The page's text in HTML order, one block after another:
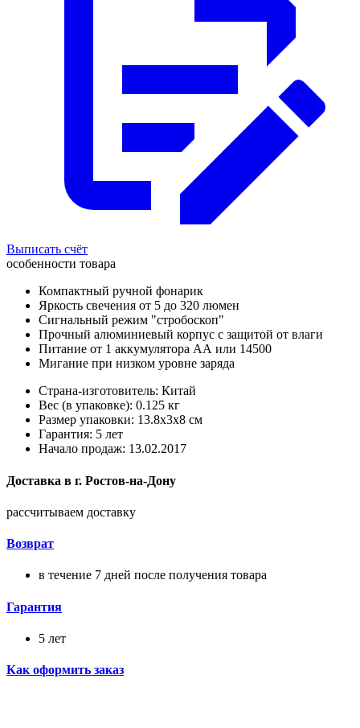
Выписать счёт
особенности товара
Компактный ручной фонарик
Яркость свечения от 5 до 320 люмен
Сигнальный режим "стробоскоп"
Прочный алюминиевый корпус с защитой от влаги
Питание от 1 аккумулятора АА или 14500
Мигание при низком уровне заряда
Страна-изготовитель: Китай
Вес (в упаковке): 0.125 кг
Размер упаковки: 13.8x3x8 см
Гарантия: 5 лет
Начало продаж: 13.02.2017
Доставка в г. Ростов-на-Дону
рассчитываем доставку
Возврат
в течение 7 дней после получения товара
Гарантия
5 лет
Как оформить заказ